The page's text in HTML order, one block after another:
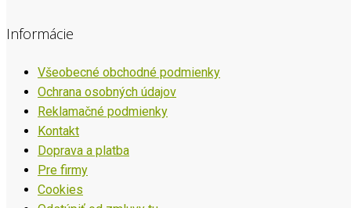
Informácie
Všeobecné obchodné podmienky
Ochrana osobných údajov
Reklamačné podmienky
Kontakt
Doprava a platba
Pre firmy
Cookies